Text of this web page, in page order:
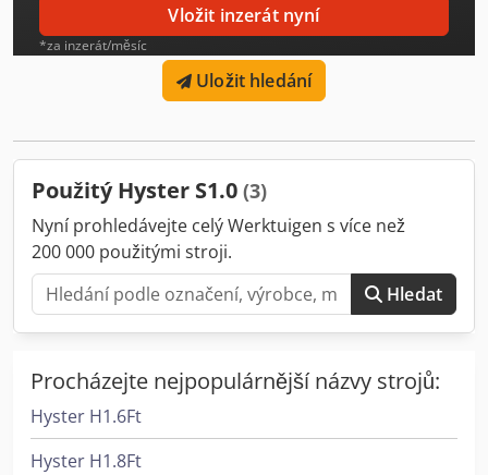
pneumatik: 85 x 75 mm Stav zadních pneumatik: 60 - 80 %
Baterie napětí: 24V Baterie kapacita: 150Ah Výrobce
baterie: Hawker Aquamatic Typ baterie: PzS Rok výroby
baterie: 2015 Stav baterie: 80 - 100 % Popis: Startování
klíčovým spínačem, standardní provedení, vyjímání baterie
hydraulická funkce, proporcionální ovládání
zdvihu/spouštění na ojové hlavici,
Vložit inzerát nyní
*za inzerát/měsíc
Uložit hledání
Použitý Hyster S1.0 (3)
Nyní prohledávejte celý Werktuigen s více než
200 000 použitými stroji.
Hledat
Procházejte nejpopulárnější názvy strojů:
Hyster H1.6Ft
Hyster H1.8Ft